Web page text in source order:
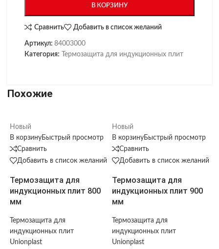
В КОРЗИНУ
Сравнить Добавить в список желаний
Артикул: 84003000
Категория:
Термозащита для индукционных плит
Похожие
Новый
В корзинуБыстрый просмотр
Сравнить
Добавить в список желаний
Термозащита для
индукционных плит 800
мм
Термозащита для
индукционных плит
Unionplast
Новый
В корзинуБыстрый просмотр
Сравнить
Добавить в список желаний
Термозащита для
индукционных плит 900
мм
Термозащита для
индукционных плит
Unionplast